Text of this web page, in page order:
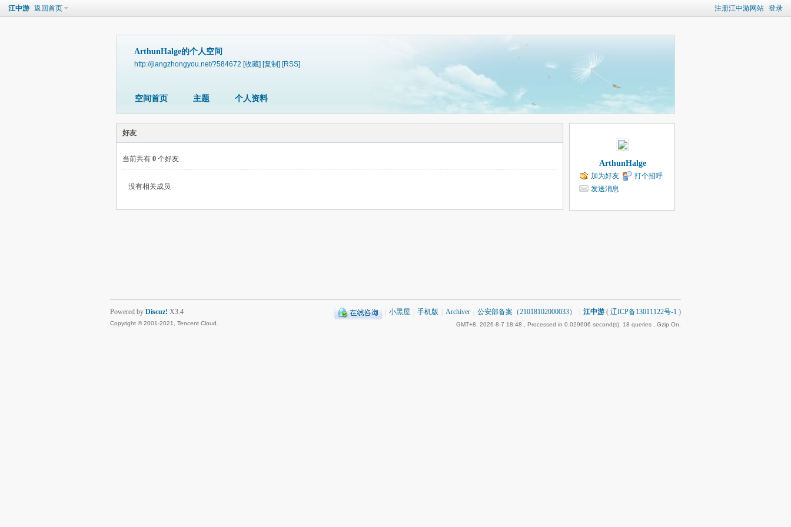
注册江中游网站 登录
江中游 返回首页
ArthunHalge的个人空间
http://jiangzhongyou.net/?584672 [收藏] [复制] [RSS]
空间首页 主题 个人资料
好友
当前共有 0 个好友
没有相关成员
ArthunHalge
加为好友
打个招呼
发送消息
小黑屋 手机版 Archiver 公安部备案（21018102000033） 江中游 ( 辽ICP备13011122号-1 )
GMT+8, 2026-8-7 18:48 , Processed in 0.029606 second(s), 18 queries , Gzip On.
Powered by Discuz! X3.4
Copyright © 2001-2021, Tencent Cloud.